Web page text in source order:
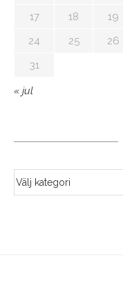
17
18 19
24
25 26
31
« jul